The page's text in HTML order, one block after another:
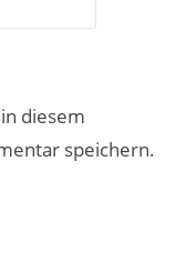
diesem
speichern.